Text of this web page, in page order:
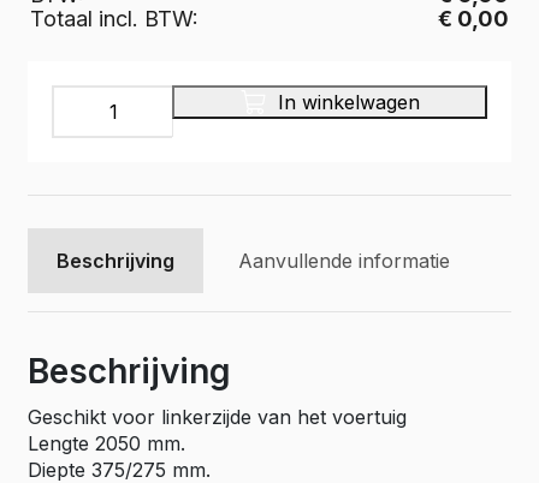
Totaal incl. BTW:
€ 0,00
INFINITY
Bedrijfswageninrichting,
aantal
In winkelwagen
Beschrijving Aanvullende informatie
Beschrijving
Geschikt voor linkerzijde van het voertuig
Lengte 2050 mm.
Diepte 375/275 mm.